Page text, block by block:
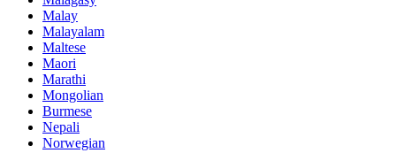
Malay
Malayalam
Maltese
Maori
Marathi
Mongolian
Burmese
Nepali
Norwegian